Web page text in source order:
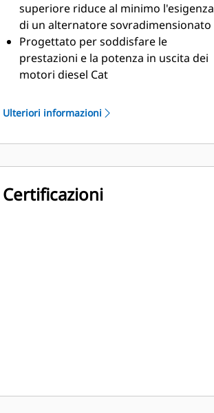
superiore riduce al minimo l'esigenza
di un alternatore sovradimensionato
Progettato per soddisfare le
prestazioni e la potenza in uscita dei
motori diesel Cat
Ulteriori informazioni
Certificazioni